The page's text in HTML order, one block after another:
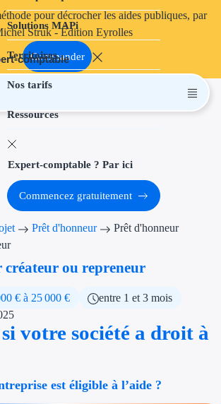
pour décrocher les aides publiques, par
Struk - Édition Eyrolles
Commander
comptable
Solutions MAPi
Territoires
Nos tarifs
Ressources
Projets finançables
Aides à
Aides
Thématiques
Financement
Transition
Économies
Expert-comptable ? Par ici
Commencez gratuitement
Prêt d'honneur
Prêt d'honneur
ou repreneur
€ à 25 000 €
entre 1 et 3 mois
votre société a droit à
est éligible à l’aide ?